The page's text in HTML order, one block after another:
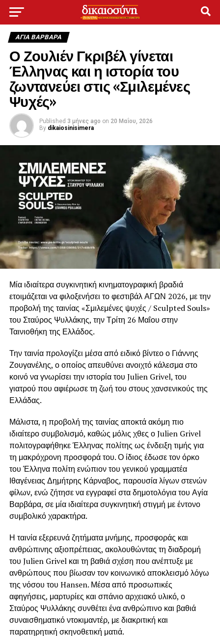
ΑΓΙΑ ΒΑΡΒΑΡΑ
Ο Ζουλιέν Γκριβέλ γίνεται
Έλληνας και η ιστορία του
ζωντανεύει στις «Σμιλεμένες
Ψυχές»
Published 3 μήνες ago on 20 Μαΐου, 2026
By dikaiosinisimera
Μία ιδιαίτερα συγκινητική κινηματογραφική βραδιά
ετοιμάζεται να φιλοξενήσει το φεστιβάλΑΓΩΝ 2026, με την
προβολή της ταινίας «Σμιλεμένες ψυχές / Sculpted Souls»
του Σταύρος Ψυλλάκης, την Τρίτη 26 Μαΐου στην
Ταινιοθήκη της Ελλάδος.
Την ταινία προλογίζει μέσα από ειδικό βίντεο ο Γιάννης
Ζουγανέλης, ο οποίος απευθύνει ανοιχτό κάλεσμα στο
κοινό να γνωρίσει την ιστορία του Julien Grivel, του
γιατρού που αφιέρωσε τη ζωή του στους χανσενικούς της
Ελλάδας.
Μάλιστα, η προβολή της ταινίας αποκτά ακόμη πιο
ιδιαίτερο συμβολισμό, καθώς μόλις χθες ο Julien Grivel
πολιτογραφήθηκε Έλληνας πολίτης ως ένδειξη τιμής για
τη μακρόχρονη προσφορά του. Ο ίδιος έδωσε τον όρκο
του Έλληνα πολίτη ενώπιον του γενικού γραμματέα
Ιθαγένειας Δημήτρης Κάρναβος, παρουσία λίγων στενών
φίλων, ενώ ζήτησε να εγγραφεί στα δημοτολόγια του Αγία
Βαρβάρα, σε μία ιδιαίτερα συγκινητική στιγμή με έντονο
συμβολικό χαρακτήρα.
Η ταινία εξερευνά ζητήματα μνήμης, προσφοράς και
ανθρώπινης αξιοπρέπειας, ακολουθώντας τη διαδρομή
του Julien Grivel και τη βαθιά σχέση που ανέπτυξε με
ανθρώπους που βίωσαν τον κοινωνικό αποκλεισμό λόγω
της νόσου του Hansen. Μέσα από προσωπικές
αφηγήσεις, μαρτυρίες και σπάνιο αρχειακό υλικό, ο
Σταύρος Ψυλλάκης συνθέτει ένα ανθρώπινο και βαθιά
συναισθηματικό ντοκιμαντέρ, με διακριτική και
παρατηρητική σκηνοθετική ματιά.